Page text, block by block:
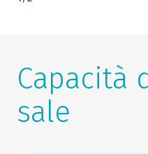
Capacità
sale